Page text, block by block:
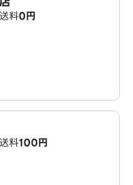
送料0円
送料100円